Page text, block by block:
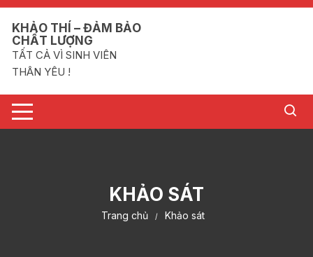
Chuyển
nội
dung
KHẢO THÍ – ĐẢM BẢO
CHẤT LƯỢNG
TẤT CẢ VÌ SINH VIÊN
THÂN YÊU !
KHẢO SÁT
Trang chủ Khảo sát